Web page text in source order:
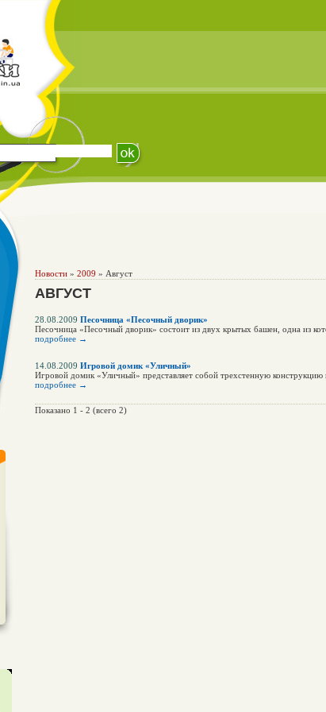
Новости » 2009 » Август
АВГУСТ
28.08.2009 Песочница «Песочный дворик»
Песочница «Песочный дворик» состоит из двух крытых башен, одна из
подробнее →
14.08.2009 Игровой домик «Уличный»
Игровой домик «Уличный» представляет собой трехстенную конструкцию
подробнее →
Показано 1 - 2 (всего 2)